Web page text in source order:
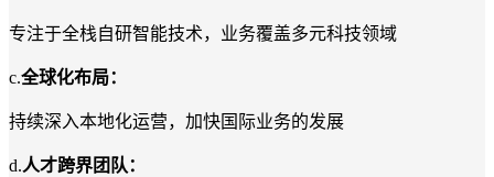
专注于全栈自研智能技术，业务覆盖多元科技领域
c.全球化布局：
持续深入本地化运营，加快国际业务的发展
d.人才跨界团队：